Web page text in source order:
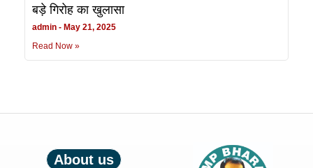
बड़े गिरोह का खुलासा
admin
May 21, 2025
Read Now »
About us